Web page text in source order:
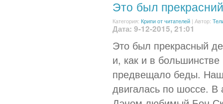
Это был
Категория: Крипи от читателей | Автор:
Дата: 9-12-2015, 21:01
Это был прекрасный
и, как и в
предвещало беды.
двигалась по шоссе. В